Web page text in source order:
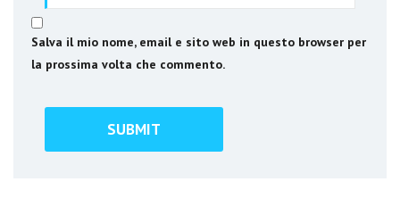
Salva il mio nome, email e sito web in questo browser per
la prossima volta che commento.